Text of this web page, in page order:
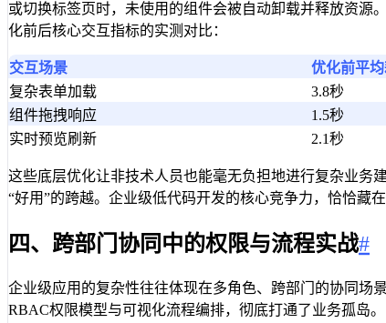
或切换标签页时，未使用的组件会被自动卸载并释放资源
化前后核心交互指标的实测对比：
交互场景 优化前平
复杂表单加载
3.8秒
组件拖拽响应
1.5秒
实时预览刷新
2.1秒
这些底层优化让非技术人员也能毫无负担地进行复杂业务
“好用”的跨越。企业级低代码开发的核心竞争力，恰恰藏
四、跨部门协同中的权限与流程实战#
企业级应用的复杂性往往体现在多角色、跨部门的协同场
RBAC权限模型与可视化流程编排，彻底打通了业务孤岛